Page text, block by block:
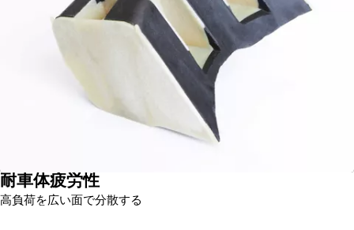
耐車体疲労性
高負荷を広い面で分散する